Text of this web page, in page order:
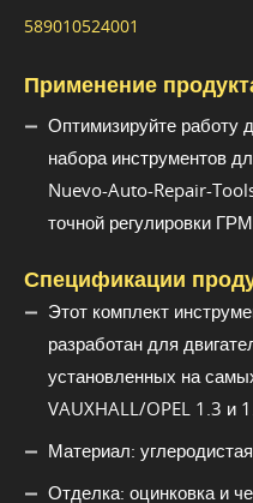
589010524001
Применение
Оптимизируйте работу
набора инструментов
Nuevo-Auto-Repair-
точной регулировки
Спецификации
Этот комплект
разработан для
установленных на
VAUXHALL/OPEL 1.3 и
Материал:
Отделка: оцинковка и